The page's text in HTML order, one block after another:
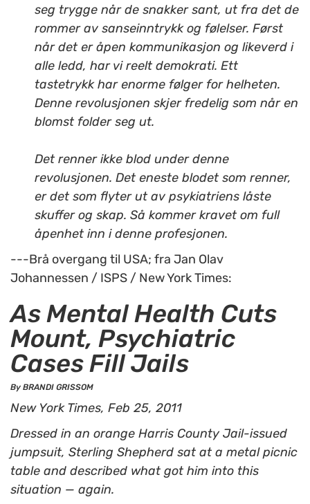
seg trygge når de snakker sant, ut fra det de
rommer av sanseinntrykk og følelser. Først
når det er åpen kommunikasjon og likeverd i
alle ledd, har vi reelt demokrati. Ett
tastetrykk har enorme følger for helheten.
Denne revolusjonen skjer fredelig som når en
blomst folder seg ut.
Det renner ikke blod under denne
revolusjonen. Det eneste blodet som renner,
er det som flyter ut av psykiatriens låste
skuffer og skap. Så kommer kravet om full
åpenhet inn i denne profesjonen.
---Brå overgang til USA; fra Jan Olav
Johannessen / ISPS / New York Times:
As Mental Health Cuts
Mount, Psychiatric
Cases Fill Jails
By BRANDI GRISSOM
New York Times, Feb 25, 2011
Dressed in an orange Harris County Jail-issued
jumpsuit, Sterling Shepherd sat at a metal picnic
table and described what got him into this
situation — again.